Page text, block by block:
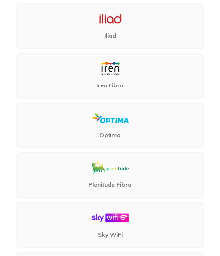
Iliad
Iren Fibra
Optima
Plenitude Fibra
Sky WiFi